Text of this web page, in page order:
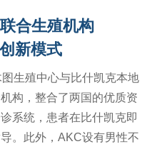
合生殖机构
新模式
生殖中心与比什凯克本地
构，整合了两国的优质资
系统，患者在比什凯克即
。此外，AKC设有男性不